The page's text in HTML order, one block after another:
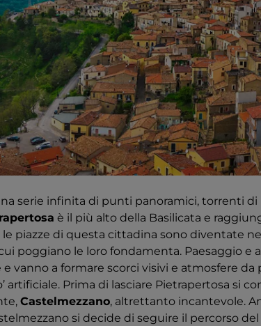
serie infinita di punti panoramici, torrenti di
è il più alto della Basilicata e
le piazze di questa cittadina sono diventate
poggiano le loro fondamenta. Paesaggio e
vanno a formare scorci visivi e atmosfere da
artificiale. Prima di lasciare Pietrapertosa si
Castelmezzano, altrettanto incantevole.
si decide di seguire il percorso del